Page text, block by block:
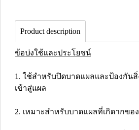
Product description
ข้อบ่งใช้และประโยชน์
1. ใช้สำหรับปิดบาดแผลและป้องกัน
เข้าสู่แผล
2. เหมาะสำหรับบาดแผลที่เกิดากข